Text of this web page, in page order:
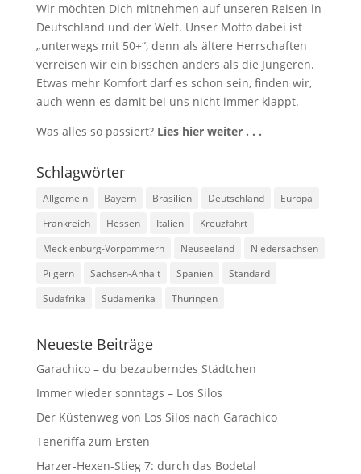
Wir möchten Dich mitnehmen auf unseren Reisen in
Deutschland und der Welt. Unser Motto dabei ist
„unterwegs mit 50+“, denn als ältere Herrschaften
verreisen wir ein bisschen anders als die Jüngeren.
Etwas mehr Komfort darf es schon sein, finden wir,
auch wenn es damit bei uns nicht immer klappt.
Was alles so passiert? Lies hier weiter . . .
Schlagwörter
Allgemein Bayern Brasilien Deutschland
Europa
Frankreich
Hessen Italien
Kreuzfahrt
Mecklenburg-Vorpommern
Neuseeland
Niedersachsen
Pilgern
Sachsen-Anhalt Spanien
Standard
Südafrika
Südamerika Thüringen
Neueste Beiträge
Garachico – du bezauberndes Städtchen
Immer wieder sonntags – Los Silos
Der Küstenweg von Los Silos nach Garachico
Teneriffa zum Ersten
Harzer-Hexen-Stieg 7: durch das Bodetal